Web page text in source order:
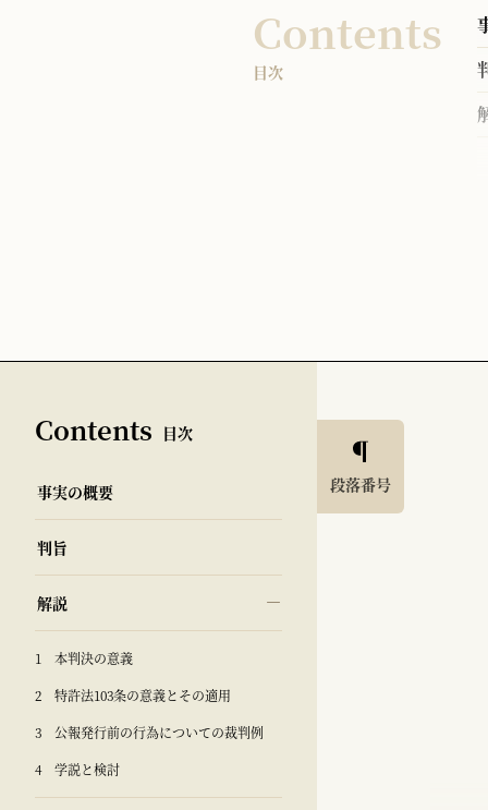
Contents
目次
段落番号
Contents 目次
事実の概要
判旨
解説
1 本判決の意義
2 特許法103条の意義とその適用
3 公報発行前の行為についての裁判例
4 学説と検討